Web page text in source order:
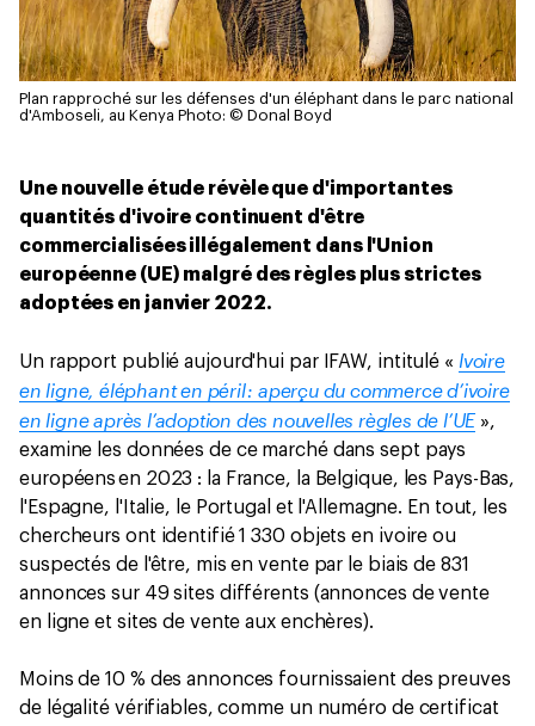
Plan rapproché sur les défenses d'un éléphant dans le parc national
d'Amboseli, au Kenya Photo: © Donal Boyd
Une nouvelle étude révèle que d'importantes
quantités d'ivoire continuent d'être
commercialisées illégalement dans l'Union
européenne (UE) malgré des règles plus strictes
adoptées en janvier 2022.
Un rapport publié aujourd'hui par IFAW, intitulé « Ivoire
en ligne, éléphant en péril : aperçu du commerce d’ivoire
en ligne après l’adoption des nouvelles règles de l’UE »,
examine les données de ce marché dans sept pays
européens en 2023 : la France, la Belgique, les Pays-Bas,
l'Espagne, l'Italie, le Portugal et l'Allemagne. En tout, les
chercheurs ont identifié 1 330 objets en ivoire ou
suspectés de l'être, mis en vente par le biais de 831
annonces sur 49 sites différents (annonces de vente
en ligne et sites de vente aux enchères).
Moins de 10 % des annonces fournissaient des preuves
de légalité vérifiables, comme un numéro de certificat